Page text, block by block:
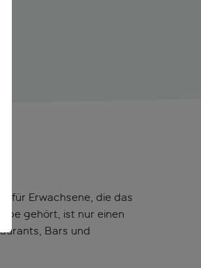
für Erwachsene, die das
gehört, ist nur einen
Bars und